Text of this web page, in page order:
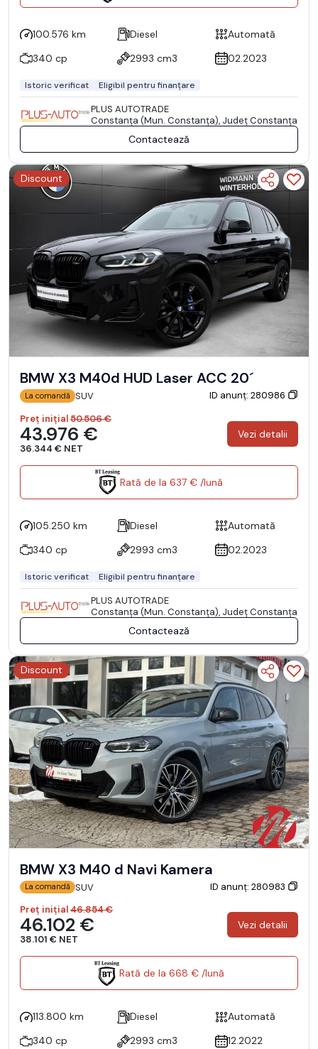
100.576 km Diesel
Automată
340 cp
2993 cm3 02.2023
Istoric verificat Eligibil pentru finanțare
PLUS AUTOTRADE
Constanţa (Mun. Constanţa), Județ Constanţa
Contactează
Discount
BMW X3 M40d HUD Laser ACC 20´
La comandă SUV
ID anunț: 280986
Preț inițial50.506 €
43.976 €
36.344 € NET
Vezi detalii
Rată de la 637 € /lună
105.250 km Diesel
Automată
340 cp
2993 cm3 02.2023
Istoric verificat Eligibil pentru finanțare
PLUS AUTOTRADE
Constanţa (Mun. Constanţa), Județ Constanţa
Contactează
Discount
BMW X3 M40 d Navi Kamera
La comandă SUV
ID anunț: 280983
Preț inițial46.854 €
46.102 €
38.101 € NET
Vezi detalii
Rată de la 668 € /lună
113.800 km Diesel
Automată
340 cp
2993 cm3 12.2022